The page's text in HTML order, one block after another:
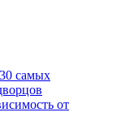
самых
от